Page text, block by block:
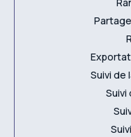
Suivi de
Suivi